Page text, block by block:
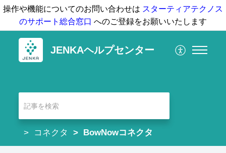
操作や機能についてのお問い合わせは スターティアテクノス
のサポート総合窓口 へのご登録をお願いいたします
JENKAヘルプセンター
コネクタ BowNowコネクタ